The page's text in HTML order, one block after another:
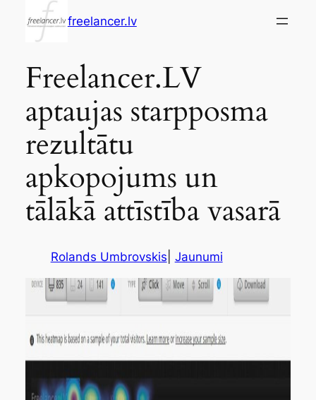
content
freelancer.lv
Freelancer.LV
aptaujas starpposma
rezultātu
apkopojums un
tālākā attīstība vasarā
Rolands Umbrovskis Jaunumi